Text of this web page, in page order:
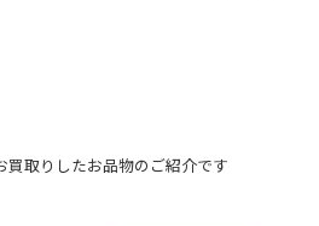
買取りしたお品物のご紹介です